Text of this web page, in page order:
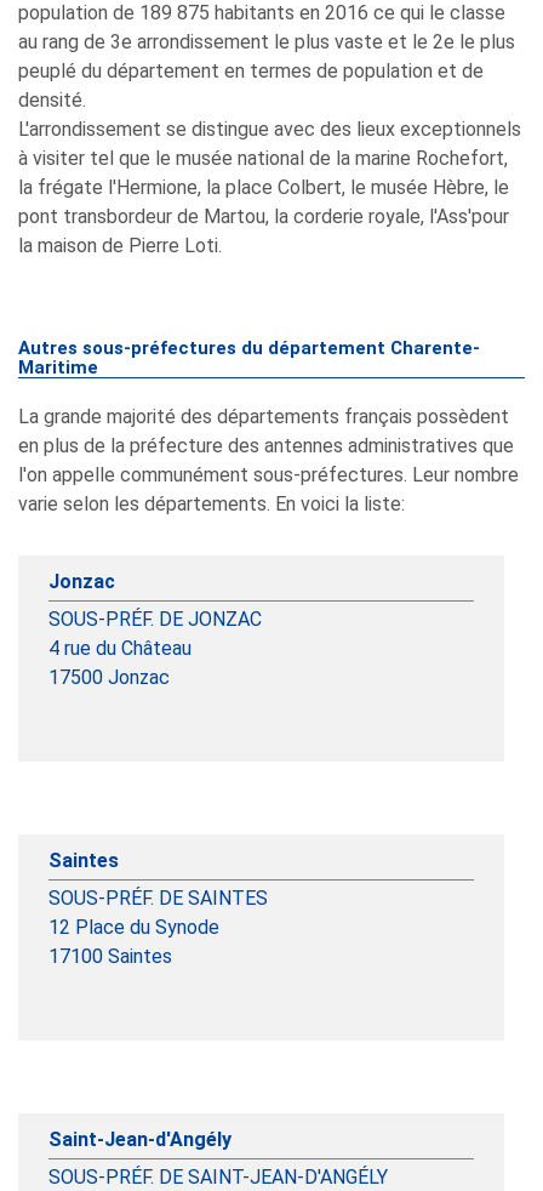
population de 189 875 habitants en 2016 ce qui le classe
au rang de 3e arrondissement le plus vaste et le 2e le plus
peuplé du département en termes de population et de
densité.
L'arrondissement se distingue avec des lieux exceptionnels
à visiter tel que le musée national de la marine Rochefort,
la frégate l'Hermione, la place Colbert, le musée Hèbre, le
pont transbordeur de Martou, la corderie royale, l'Ass'pour
la maison de Pierre Loti.
Autres sous-préfectures du département Charente-
Maritime
La grande majorité des départements français possèdent
en plus de la préfecture des antennes administratives que
l'on appelle communément sous-préfectures. Leur nombre
varie selon les départements. En voici la liste:
Jonzac
SOUS-PRÉF. DE JONZAC
4 rue du Château
17500 Jonzac
Saintes
SOUS-PRÉF. DE SAINTES
12 Place du Synode
17100 Saintes
Saint-Jean-d'Angély
SOUS-PRÉF. DE SAINT-JEAN-D'ANGÉLY